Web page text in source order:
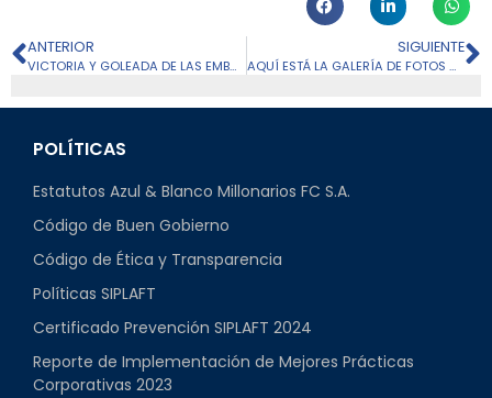
ANTERIOR
VICTORIA Y GOLEADA DE LAS EMBAJADORAS CONTRA TOLIMA EN LA LIGA FEMENINA
SIGUIENTE
AQUÍ ESTÁ LA GALERÍA DE FOTOS DEL DEBUT EN CUADRANGULARES FINALES
POLÍTICAS
Estatutos Azul & Blanco Millonarios FC S.A.
Código de Buen Gobierno
Código de Ética y Transparencia
Políticas SIPLAFT
Certificado Prevención SIPLAFT 2024
Reporte de Implementación de Mejores Prácticas
Corporativas 2023